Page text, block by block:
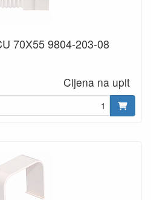
70X55 9804-203-08
Cijena na upit